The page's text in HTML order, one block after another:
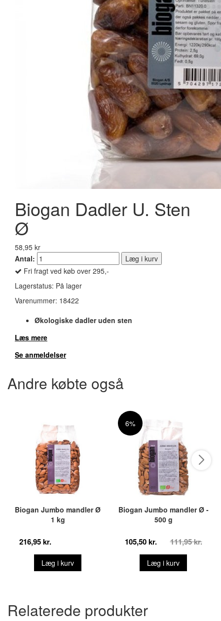
A.Vogel Echinacea Bonbons 75 g
28,95 kr. 36,95 kr.
Læg i kurv
Biogan Dadler U. Sten
Ø
58,95 kr
Antal:
Læg i kurv
Fri fragt ved køb over 295,-
Lagerstatus: På lager
Varenummer: 18422
Økologiske dadler uden sten
Læs mere
Se anmeldelser
Andre købte også
Biogan Jumbo mandler Ø
1 kg
216,95 kr.
Læg i kurv
6%
Biogan Jumbo mandler Ø -
500 g
105,50 kr. 111,95 kr.
Læg i kurv
Relaterede produkter